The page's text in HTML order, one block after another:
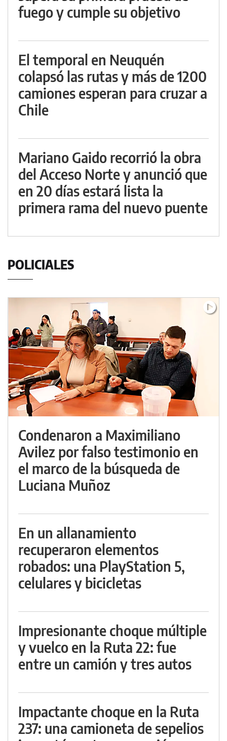
fuego y cumple su objetivo
El temporal en Neuquén
colapsó las rutas y más de 1200
camiones esperan para cruzar a
Chile
Mariano Gaido recorrió la obra
del Acceso Norte y anunció que
en 20 días estará lista la
primera rama del nuevo puente
POLICIALES
Condenaron a Maximiliano
Avilez por falso testimonio en
el marco de la búsqueda de
Luciana Muñoz
En un allanamiento
recuperaron elementos
robados: una PlayStation 5,
celulares y bicicletas
Impresionante choque múltiple
y vuelco en la Ruta 22: fue
entre un camión y tres autos
Impactante choque en la Ruta
237: una camioneta de sepelios